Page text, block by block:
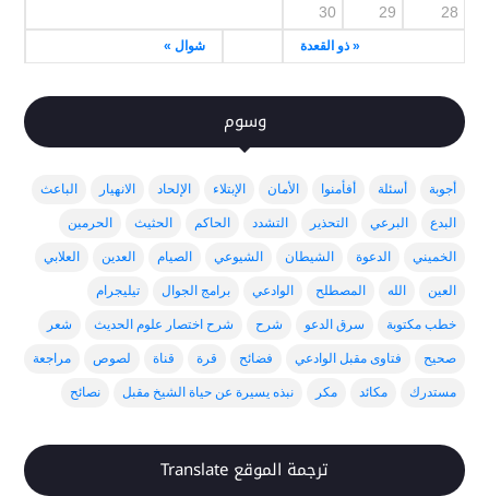
« ذو القعدة شوال »
28
29
30
وسوم
أجوبة أسئلة أفأمنوا الأمان الإبتلاء الإلحاد الانهيار الباعث
البدع البرعي التحذير التشدد الحاكم الحثيث الحرمين
الخميني الدعوة الشيطان الشيوعي الصيام العدين العلابي
العين الله المصطلح الوادعي برامج الجوال تيليجرام
خطب مكتوبة سرق الدعو شرح شرح اختصار علوم الحديث شعر
صحيح فتاوى مقبل الوادعي فضائح قرة قناة لصوص مراجعة
مستدرك مكائد مكر نبذه يسيرة عن حياة الشيخ مقبل نصائح
ترجمة الموقع Translate